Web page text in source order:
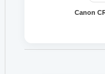
Canon